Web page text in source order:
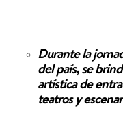
Durante la
del país, se
artística de
teatros y